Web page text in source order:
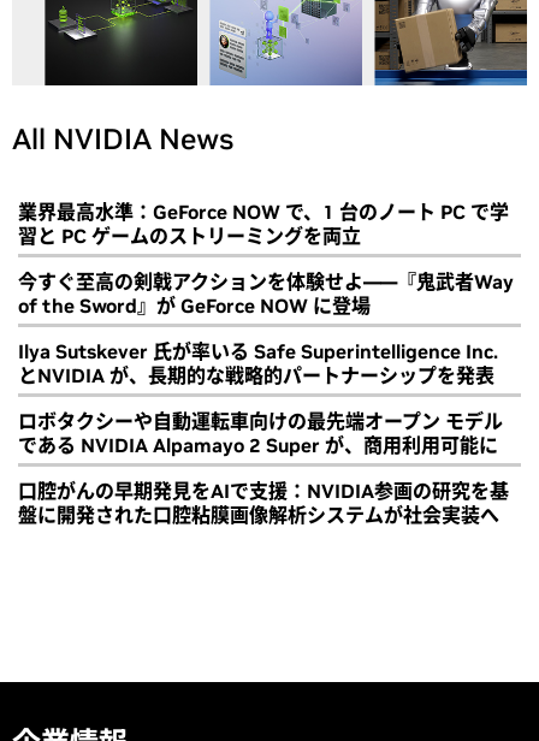
All NVIDIA News
業界最高水準：GeForce NOW で、1 台のノート PC で学
習と PC ゲームのストリーミングを両立
今すぐ至高の剣戟アクションを体験せよ――『鬼武者Way
of the Sword』が GeForce NOW に登場
Ilya Sutskever 氏が率いる Safe Superintelligence Inc.
とNVIDIA が、長期的な戦略的パートナーシップを発表
ロボタクシーや自動運転車向けの最先端オープン モデル
である NVIDIA Alpamayo 2 Super が、商用利用可能に
口腔がんの早期発見をAIで支援：NVIDIA参画の研究を基
盤に開発された口腔粘膜画像解析システムが社会実装へ